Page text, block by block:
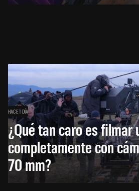
HACE 1 DÍA
¿Qué tan caro es filmar
completamente con
70 mm?